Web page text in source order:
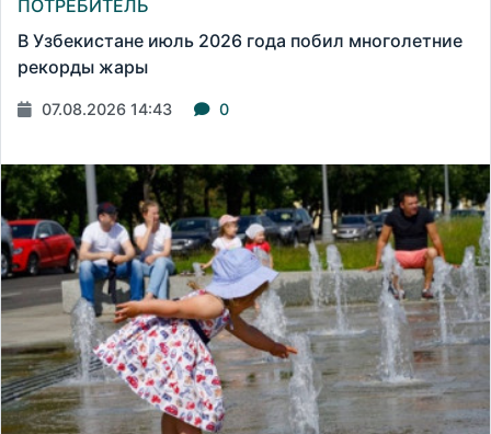
ПОТРЕБИТЕЛЬ
В Узбекистане июль 2026 года побил многолетние
рекорды жары
07.08.2026 14:43 0